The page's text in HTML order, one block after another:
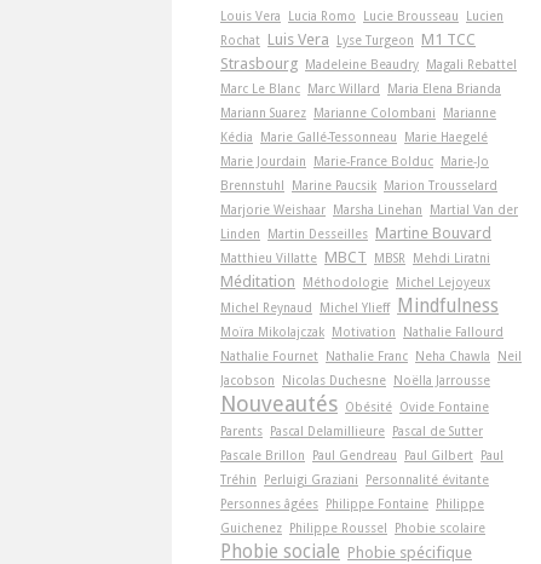
Louis Vera
Lucia Romo Lucie Brousseau
Lucien
Rochat Luis Vera Lyse Turgeon
M1 TCC
Strasbourg Madeleine Beaudry Magali Rebattel
Marc Le Blanc Marc Willard
Maria Elena Brianda
Mariann Suarez Marianne Colombani
Marianne
Kédia
Marie Gallé-Tessonneau
Marie Haegelé
Marie Jourdain
Marie-France Bolduc Marie-Jo
Brennstuhl
Marine Paucsik Marion Trousselard
Marjorie Weishaar Marsha Linehan
Martial Van der
Linden
Martin Desseilles Martine Bouvard
Matthieu Villatte MBCT MBSR Mehdi Liratni
Méditation Méthodologie Michel Lejoyeux
Michel Reynaud
Michel Ylieff Mindfulness
Moïra Mikolajczak Motivation
Nathalie Fallourd
Nathalie Fournet Nathalie Franc Neha Chawla
Neil
Jacobson
Nicolas Duchesne Noëlla Jarrousse
Nouveautés Obésité Ovide Fontaine
Parents Pascal Delamillieure Pascal de Sutter
Pascale Brillon
Paul Gendreau Paul Gilbert Paul
Tréhin
Perluigi Graziani
Personnalité évitante
Personnes âgées Philippe Fontaine Philippe
Guichenez Philippe Roussel Phobie scolaire
Phobie sociale Phobie spécifique